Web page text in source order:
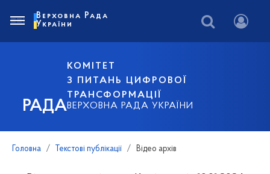
РАДА
КОМІТЕТ
З ПИТАНЬ ЦИФРОВОЇ
ТРАНСФОРМАЦІЇ
ВЕРХОВНА РАДА УКРАЇНИ
Верховна Рада
України
Головна Текстові публікації Відео архів